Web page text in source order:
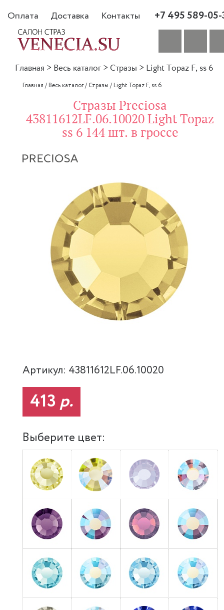
Оплата Доставка Контакты +7 495 589-
Главная > Весь каталог > Стразы > Light Topaz F, ss 6
Главная /Весь каталог/Стразы /Light Topaz F, ss 6
Стразы Preciosa
43811612LF.06.10020 Light Topaz
ss 6 144 шт. в гроссе
Артикул: 43811612LF.06.10020
413 р.
Выберите цвет: